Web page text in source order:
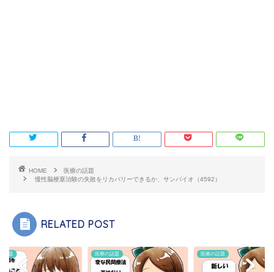
HOME
医療の話題
慢性脳梗塞治験の失敗をリカバリーできるか、サンバイオ（4592）
RELATED POST
話題 医療の話題 医療の話題